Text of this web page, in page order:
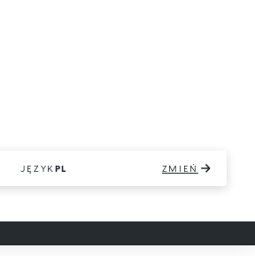
JĘZYK PL ZMIEŃ